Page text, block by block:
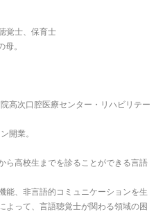
覚士、保育士
。
高次口腔医療センター・リハビリテー
開業。
ら高校生までを診ることができる言語
能、非言語的コミュニケーションを生
よって、言語聴覚士が関わる領域の困